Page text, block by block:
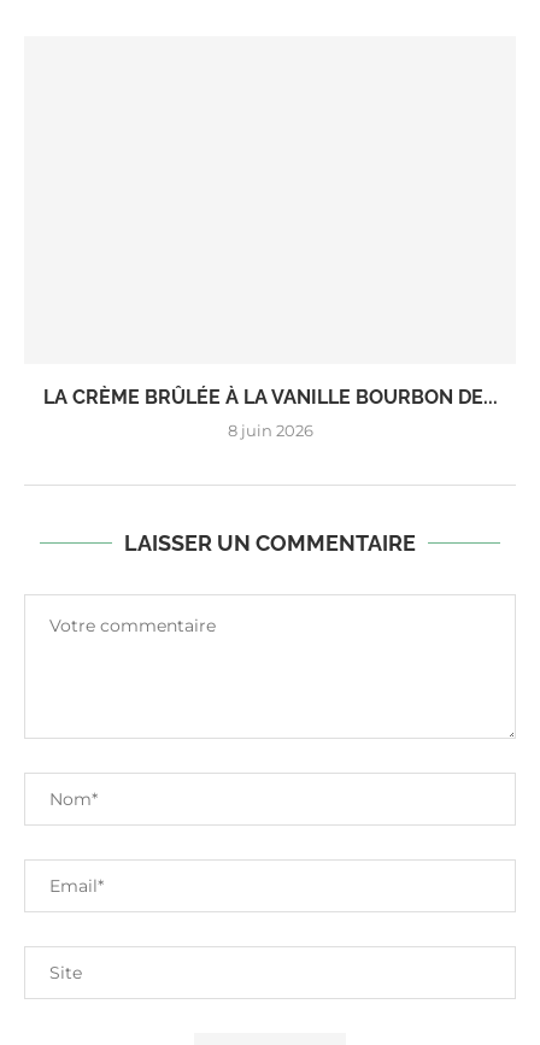
LA CRÈME BRÛLÉE À LA VANILLE BOURBON DE...
8 juin 2026
LAISSER UN COMMENTAIRE